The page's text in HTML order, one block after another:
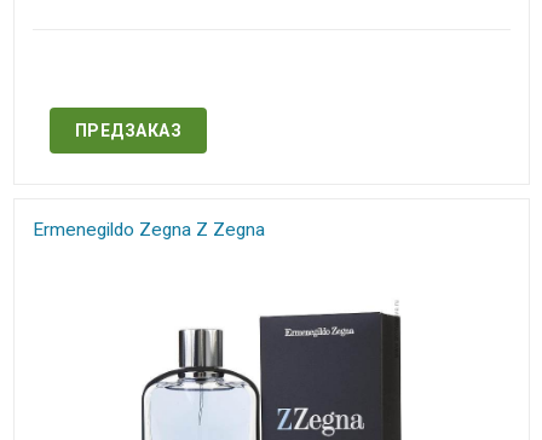
ПРЕДЗАКАЗ
Ermenegildo Zegna​ Z Zegna